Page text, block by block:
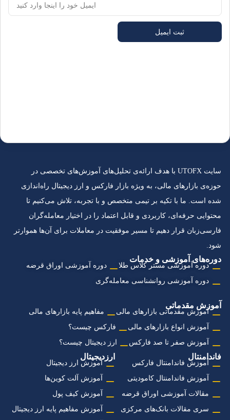
ثبت ایمیل
سایت UTOFX با هدف ارائه‌ی تحلیل‌های آموزش‌های تخصصی در
حوزه‌ی بازارهای مالی، به ویژه بازار فارکس و ارز دیجیتال راه‌اندازی
شده است. ما با تکیه بر تیمی متخصص و با تجربه، تلاش می‌کنیم تا
محتوایی حرفه‌ای، کاربردی و قابل اعتماد را در اختیار معامله‌گران
فارسی‌زبان قرار دهیم تا مسیر موفقیت در معاملات برای آن‌ها هموارتر
شود.
دوره‌های آموزشی و خدمات
دوره آموزشی مستر کلاس طلا
دوره آموزشی اوراق قرضه
دوره آموزشی روانشناسی معامله‌گری
آموزش مقدماتی
آموزش مقدماتی بازارهای مالی
مفاهیم پایه بازارهای مالی
آموزش انواع بازارهای مالی
فارکس چیست؟
آموزش صفر تا صد فارکس
ارز دیجیتال چیست؟
فاندامنتال
آموزش فاندامنتال فارکس
آموزش فاندامنتال کامودیتی
مقالات آموزشی اوراق قرضه
سری مقالات بانک‌های مرکزی
ارزدیجیتال
آموزش ارز دیجیتال
آموزش آلت کوین‌ها
آموزش کیف پول
آموزش مفاهیم پایه ارز دیجیتال